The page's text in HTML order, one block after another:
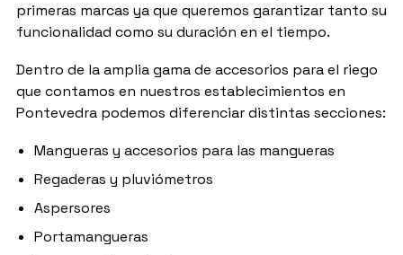
primeras marcas ya que queremos garantizar tanto su
funcionalidad como su duración en el tiempo.
Dentro de la amplia gama de accesorios para el riego
que contamos en nuestros establecimientos en
Pontevedra podemos diferenciar distintas secciones:
Mangueras y accesorios para las mangueras
Regaderas y pluviómetros
Aspersores
Portamangueras